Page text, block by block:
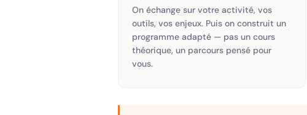
On échange sur votre activité, vos
outils, vos enjeux. Puis on construit un
programme adapté — pas un cours
théorique, un parcours pensé pour
vous.